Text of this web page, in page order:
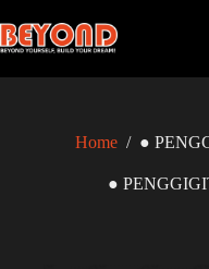
to
content
Home / ●
●